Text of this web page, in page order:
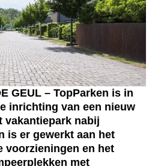
GEUL – TopParken is in
inrichting van een nieuw
vakantiepark nabij
is er gewerkt aan het
voorzieningen en het
met